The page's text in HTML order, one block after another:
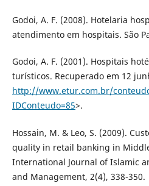
Godoi, A. F. (2008). Hotelaria
atendimento em hospitais. São
Godoi, A. F. (2001). Hospitais
turísticos. Recuperado em 12
http://www.etur.com.br/
IDConteudo=85>.
Hossain, M. & Leo, S. (2009).
quality in retail banking in
International Journal of Islamic
and Management, 2(4), 338-350.